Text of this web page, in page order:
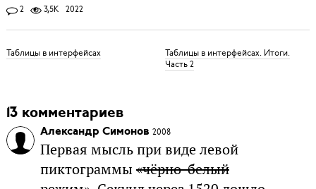
2 3,5K 2022
Таблицы в интерфейсах
Таблицы в интерфейсах. Итоги.
Часть 2
13 комментариев
Александр Симонов 2008
Первая мысль при виде левой
пиктограммы «чёрно-белый